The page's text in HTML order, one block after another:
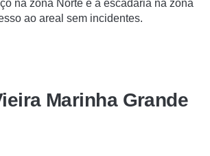
na zona Norte e a escadaria na zona
ao areal sem incidentes.
Marinha Grande